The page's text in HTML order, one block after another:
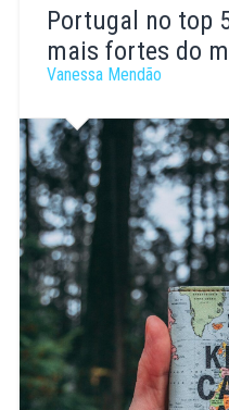
Ferreira
Portugal no top
mais fortes do
Vanessa Mendão